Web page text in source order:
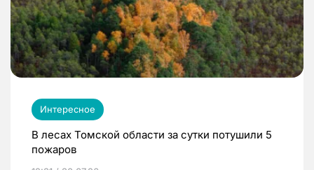
Интересное
В лесах Томской области за сутки потушили 5
пожаров